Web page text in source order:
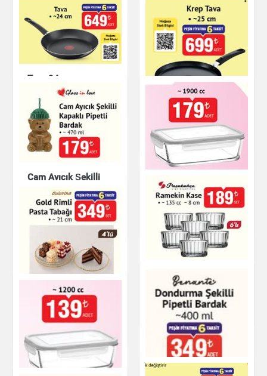
Tava 24 cm
Mutfak Ürünleri
Krep Tava
Mutfak Ürünleri
Cam Ayıcık Şekilli
Kapaklı Pipetli
Bardak - 470 ml
1900 cc Cam
saklama kabı
Mutfak Ürünleri
Paşabahçe Ramekin
Kase
Mutfak Ürünleri
Gold Rimli Pasta
Tabağı
Mutfak Ürünleri